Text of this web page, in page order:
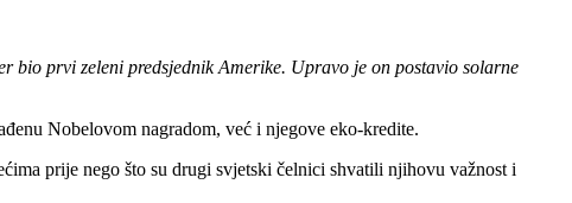
bio prvi zeleni predsjednik Amerike. Upravo je on postavio solarne
Nobelovom nagradom, već i njegove eko-kredite.
prije nego što su drugi svjetski čelnici shvatili njihovu važnost i